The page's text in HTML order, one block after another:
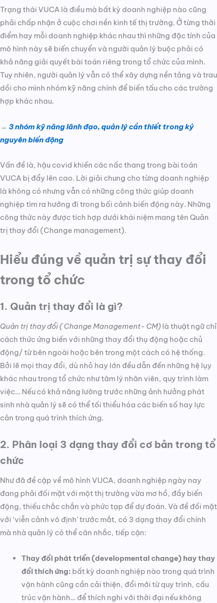
Trạng thái VUCA là điều mà bất kỳ doanh nghiệp nào cũng
phải chấp nhận ở cuộc chơi nền kinh tế thị trường. Ở từng thời
điểm hay mỗi doanh nghiệp khác nhau thì những đặc tính của
mô hình này sẽ biến chuyển và người quản lý buộc phải có
khả năng giải quyết bài toán riêng trong tổ chức của mình.
Tuy nhiên, người quản lý vẫn có thể xây dựng nền tảng và trau
dồi cho mình nhóm kỹ năng chính để biến tấu cho các trường
hợp khác nhau.
→ 3 nhóm kỹ năng lãnh đạo, quản lý cần thiết trong kỷ
nguyên biến động
Vấn đề là, hậu covid khiến các nấc thang trong bài toán
VUCA bị đẩy lên cao. Lời giải chung cho từng doanh nghiệp
là không có nhưng vẫn có những công thức giúp doanh
nghiệp tìm ra hướng đi trong bối cảnh biến động này. Những
công thức này được tích hợp dưới khái niệm mang tên Quản
trị thay đổi (Change management).
Hiểu đúng về quản trị sự thay đổi
trong tổ chức
1. Quản trị thay đổi là gì?
Quản trị thay đổi ( Change Management- CM) là thuật ngữ chỉ
cách thức ứng biến với những thay đổi thụ động hoặc chủ
động/ từ bên ngoài hoặc bên trong một cách có hệ thống.
Bởi lẽ mọi thay đổi, dù nhỏ hay lớn đều dẫn đến những hệ lụy
khác nhau trong tổ chức như tâm lý nhân viên, quy trình làm
việc… Nếu có khả năng lường trước những ảnh hưởng phát
sinh nhà quản lý sẽ có thể tối thiểu hóa các biến số hay lực
cản trong quá trình thích ứng.
2. Phân loại 3 dạng thay đổi cơ bản trong tổ
chức
Như đã đề cập về mô hình VUCA, doanh nghiệp ngày nay
đang phải đối mặt với một thị trường vừa mơ hồ, đầy biến
động, thiếu chắc chắn và phức tạp để dự đoán. Và đề đối mặt
với ‘viễn cảnh vô định’ trước mắt, có 3 dạng thay đổi chính
mà nhà quản lý có thể cân nhắc, tiếp cận:
Thay đổi phát triển (developmental change) hay thay
đổi thích ứng: bất kỳ doanh nghiệp nào trong quá trình
vận hành cũng cần cải thiện, đổi mới từ quy trình, cấu
trúc vận hành… để thích nghi với thời đại nếu không